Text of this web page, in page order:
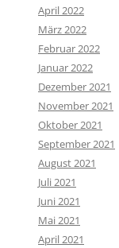
April 2022
März 2022
Februar 2022
Januar 2022
Dezember 2021
November 2021
Oktober 2021
September 2021
August 2021
Juli 2021
Juni 2021
Mai 2021
April 2021